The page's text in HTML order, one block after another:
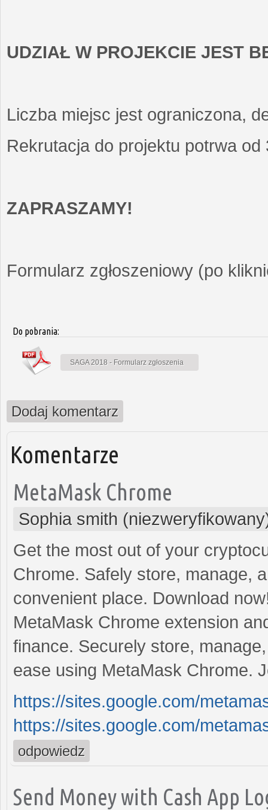
UDZIAŁ W PROJEKCIE JEST
Liczba miejsc jest ograniczona,
Rekrutacja do projektu potrwa
ZAPRASZAMY!
Formularz zgłoszeniowy (po
Do pobrania:
SAGA 2018 - Formularz zgłoszenia
Dodaj komentarz
Komentarze
MetaMask Chrome
Sophia smith
Get the most out of your
Chrome. Safely store, manage,
convenient place. Download
MetaMask Chrome extension
finance. Securely store,
ease using MetaMask Chrome.
https://sites.google.com/
https://sites.google.com/
odpowiedz
Send Money with Cash App